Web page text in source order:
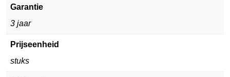
Garantie
3 jaar
Prijseenheid
stuks